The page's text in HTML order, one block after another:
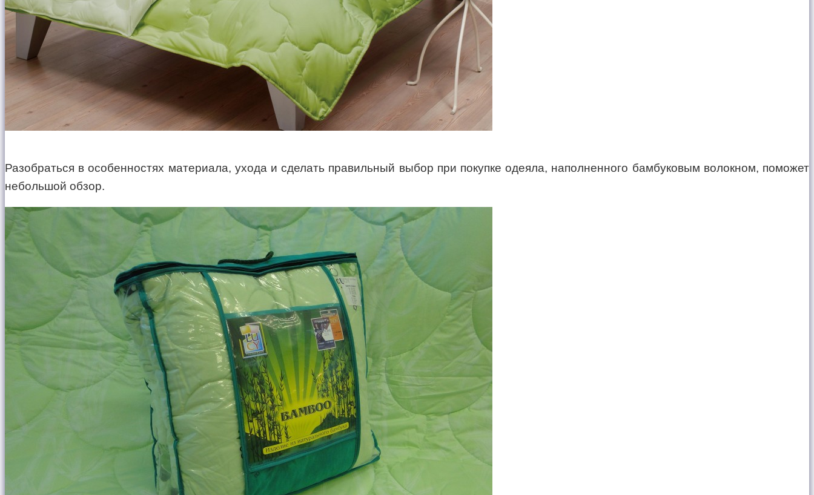
Разобраться в особенностях материала, ухода и сделать правильный выбор при покупке одеяла, наполненного бамбуковым волокном, поможет
небольшой обзор.